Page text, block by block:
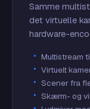
Samme
det virtuelle
hardware-
Multistream
Virtuelt
Scener fra
Skærm- og